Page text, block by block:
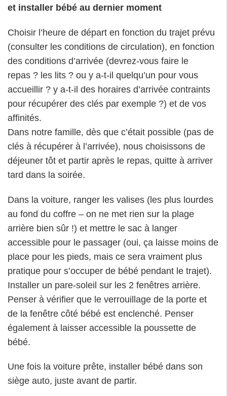
et installer bébé au dernier moment
Choisir l’heure de départ en fonction du trajet prévu
(consulter les conditions de circulation), en fonction
des conditions d’arrivée (devrez-vous faire le
repas ? les lits ? ou y a-t-il quelqu’un pour vous
accueillir ? y a-t-il des horaires d’arrivée contraints
pour récupérer des clés par exemple ?) et de vos
affinités.
Dans notre famille, dès que c’était possible (pas de
clés à récupérer à l’arrivée), nous choisissons de
déjeuner tôt et partir après le repas, quitte à arriver
tard dans la soirée.
Dans la voiture, ranger les valises (les plus lourdes
au fond du coffre – on ne met rien sur la plage
arrière bien sûr !) et mettre le sac à langer
accessible pour le passager (oui, ça laisse moins de
place pour les pieds, mais ce sera vraiment plus
pratique pour s’occuper de bébé pendant le trajet).
Installer un pare-soleil sur les 2 fenêtres arrière.
Penser à vérifier que le verrouillage de la porte et
de la fenêtre côté bébé est enclenché. Penser
également à laisser accessible la poussette de
bébé.
Une fois la voiture prête, installer bébé dans son
siège auto, juste avant de partir.